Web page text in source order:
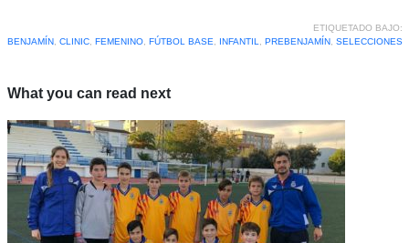
ETIQUETADO BAJO:
BENJAMÍN, CLINIC, FEMENINO, FÚTBOL BASE INFANTIL PREBENJAMÍN, SELECCIONES
What you can read next